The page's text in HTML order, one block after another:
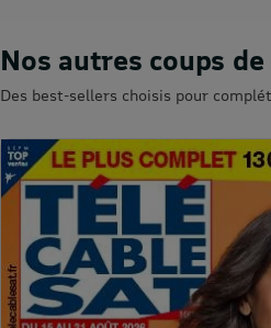
Nos autres coups
Des best-sellers choisis pour